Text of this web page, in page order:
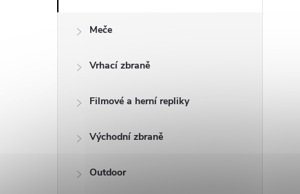
Meče
Vrhací zbraně
Filmové a herní repliky
Východní zbraně
Outdoor